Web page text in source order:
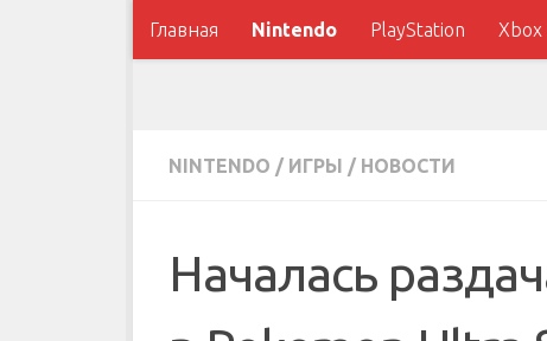
Главная Nintendo PlayStation Xbox
NINTENDO / ИГРЫ / НОВОСТИ
Началась